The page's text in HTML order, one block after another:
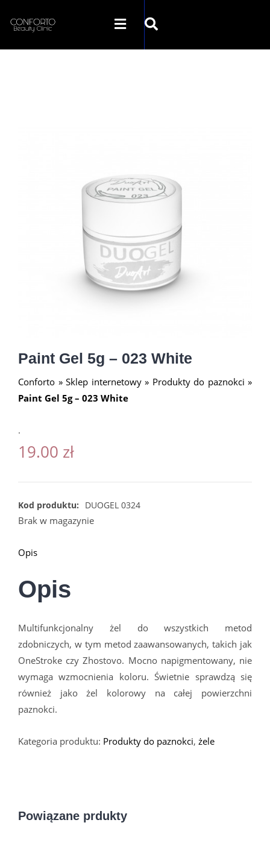
Paint Gel 5g – 023 White
Conforto » Sklep internetowy» Produkty do paznokci »
Paint Gel 5g – 023 White
.
19.00 zł
Kod produktu: DUOGEL 0324
Brak w magazynie
Opis
Opis
Multifunkcjonalny żel do wszystkich metod
zdobniczych, w tym metod zaawansowanych, takich jak
OneStroke czy Zhostovo. Mocno napigmentowany, nie
wymaga wzmocnienia koloru. Świetnie sprawdzą się
również jako żel kolorowy na całej powierzchni
paznokci.
Kategoria produktu: Produkty do paznokci, żele
Powiązane prdukty